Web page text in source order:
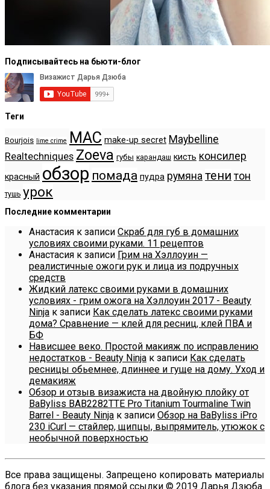
Подписывайтесь на бьюти-блог
Теги
Bourjois lime crime MAC make-up secret Maybelline
Realtechniques Zoeva губы карандаш кисть консилер
красный обзор помада пудра румяна тени тон
тушь урок
Последние комментарии
Анастасия к записи Скраб для губ в домашних
условиях своими руками. 11 рецептов
Анастасия к записи Грим на Хэллоуин —
реалистичные ожоги рук и лица из подручных
средств
Жидкий латекс своими руками в домашних
условиях - грим ожога на Хэллоуин 2017 - Beauty
Ninja к записи Как сделать латекс своими руками
дома? Сравнение — клей для ресниц, клей ПВА и
БФ
Нависшее веко. Простой макияж по исправлению
недостатков - Beauty Ninja к записи Как сделать
ресницы обьемнее, длиннее и гуще на дому. Уход и
демакияж
Обзор и отзыв визажиста на двойную плойку от
BaByliss BAB2282TTE Pro Titanium Tourmaline Twin
Barrel - Beauty Ninja к записи Обзор на BaByliss iPro
230 iCurl — стайлер, щипцы, выпрямитель, утюжок с
необычной поверхностью
Все права защищены. Запрещено копировать материалы
блога без указания прямой ссылки © 2019 Дарья Дзюба